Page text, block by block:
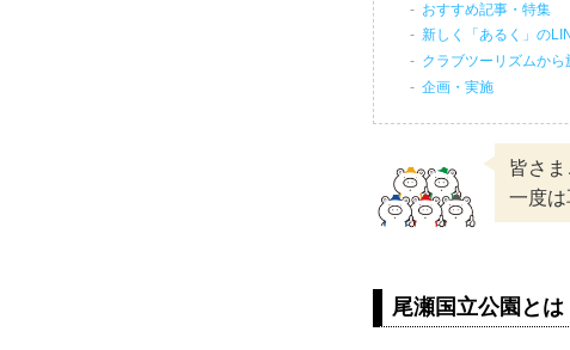
おすすめ記事・特集
新しく「あるく」の
クラブツーリズムから
企画・実施
皆さ
一度
尾瀬国立公園とは